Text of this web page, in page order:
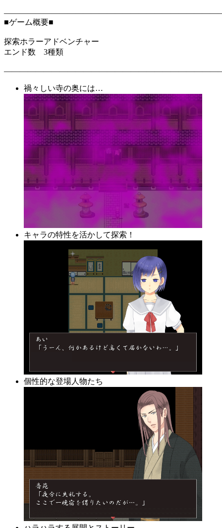
■ゲーム概要■
探索ホラーアドベンチャー
エンド数 3種類
禍々しい寺の奥には…
キャラの特性を活かして探索！
個性的な登場人物たち